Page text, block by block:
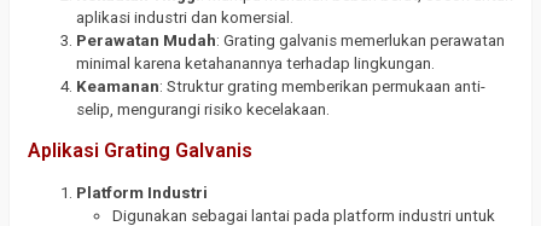
aplikasi industri dan komersial.
Perawatan Mudah: Grating galvanis memerlukan perawatan
minimal karena ketahanannya terhadap lingkungan.
Keamanan: Struktur grating memberikan permukaan anti-
selip, mengurangi risiko kecelakaan.
Aplikasi Grating Galvanis
Platform Industri
Digunakan sebagai lantai pada platform industri untuk